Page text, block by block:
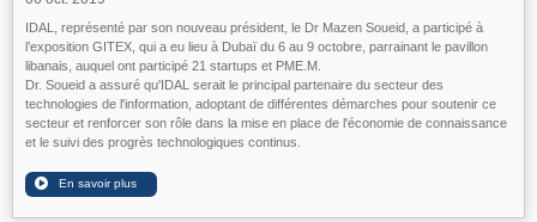
IDAL, représenté par son nouveau président, le Dr Mazen Soueid, a participé à
l’exposition GITEX, qui a eu lieu à Dubaï du 6 au 9 octobre, parrainant le pavillon
libanais, auquel ont participé 21 startups et PME.M.
Dr. Soueid a assuré qu'IDAL serait le principal partenaire du secteur des
technologies de l'information, adoptant de différentes démarches pour soutenir ce
secteur et renforcer son rôle dans la mise en place de l'économie de connaissance
et le suivi des progrès technologiques continus.